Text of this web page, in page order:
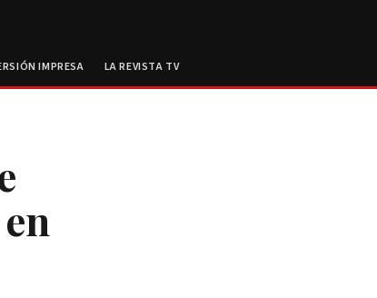
IMPRESA LA REVISTA TV